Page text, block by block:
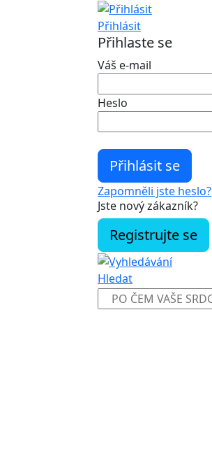
Přihlásit
Přihlaste se
Váš e-mail
Heslo
Zapomněli jste heslo?
Jste nový zákazník?
Registrujte se
Hledat